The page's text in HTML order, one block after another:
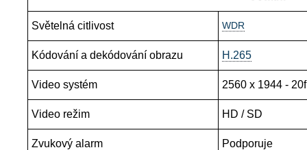
Světelná citlivost WDR
Kódování a dekódování obrazu H.265
Video systém 2560 x 1944 -
Video režim HD / SD
Zvukový alarm Podporuje